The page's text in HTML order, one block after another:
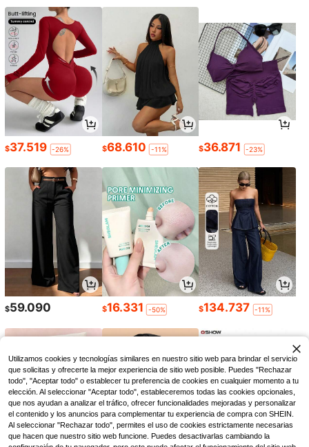
$37.519 -26% $68.610 -11% $36.871 -23%
$59.090 $16.331 -50% $134.737 -11%
Utilizamos cookies y tecnologías similares en nuestro sitio web para brindar el servicio
que solicitas y ofrecerte la mejor experiencia de sitio web posible. Puedes "Rechazar
todo", "Aceptar todo" o establecer tu preferencia de cookies en cualquier momento a tu
elección. Al seleccionar "Aceptar todo", estableceremos todas las cookies opcionales,
que nos ayudan a analizar el tráfico, ofrecer funcionalidades mejoradas y personalizar
el contenido y los anuncios para complementar tu experiencia de compra con SHEIN.
Al seleccionar "Rechazar todo", permites el uso de cookies estrictamente necesarias
que hacen que nuestro sitio web funcione. Puedes desactivarlas cambiando la